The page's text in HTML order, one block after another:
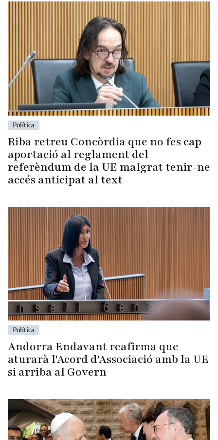
Política
Riba retreu Concòrdia que no fes cap
aportació al reglament del
referèndum de la UE malgrat tenir-ne
accés anticipat al text
Política
Andorra Endavant reafirma que
aturarà l'Acord d'Associació amb la UE
si arriba al Govern